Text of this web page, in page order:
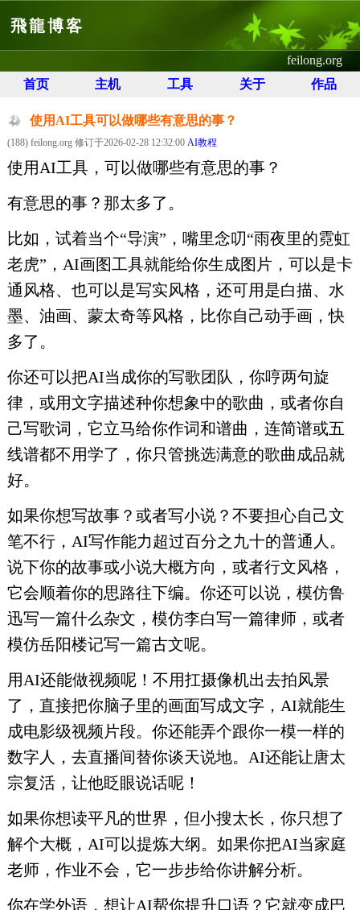
飛龍博客
feilong.org
首页
主机 工具 关于 作品
使用AI工具可以做哪些有意思的事？
(188) feilong.org 修订于2026-02-28 12:32:00 AI教程
使用AI工具，可以做哪些有意思的事？
有意思的事？那太多了。
比如，试着当个“导演”，嘴里念叨“雨夜里的霓虹
老虎”，AI画图工具就能给你生成图片，可以是卡
通风格、也可以是写实风格，还可用是白描、水
墨、油画、蒙太奇等风格，比你自己动手画，快
多了。
你还可以把AI当成你的写歌团队，你哼两句旋
律，或用文字描述种你想象中的歌曲，或者你自
己写歌词，它立马给你作词和谱曲，连简谱或五
线谱都不用学了，你只管挑选满意的歌曲成品就
好。
如果你想写故事？或者写小说？不要担心自己文
笔不行，AI写作能力超过百分之九十的普通人。
说下你的故事或小说大概方向，或者行文风格，
它会顺着你的思路往下编。你还可以说，模仿鲁
迅写一篇什么杂文，模仿李白写一篇律师，或者
模仿岳阳楼记写一篇古文呢。
用AI还能做视频呢！不用扛摄像机出去拍风景
了，直接把你脑子里的画面写成文字，AI就能生
成电影级视频片段。你还能弄个跟你一模一样的
数字人，去直播间替你谈天说地。AI还能让唐太
宗复活，让他眨眼说话呢！
如果你想读平凡的世界，但小搜太长，你只想了
解个大概，AI可以提炼大纲。如果你把AI当家庭
老师，作业不会，它一步步给你讲解分析。
你在学外语，想让AI帮你提升口语？它就变成巴